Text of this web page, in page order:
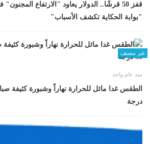
قفز 50 قرشًا.. الدولار يعاود "الارتفاع
"بوابة الحكاية تكشف الأسباب"
غير مصنف
منذ عام واحد
درجة